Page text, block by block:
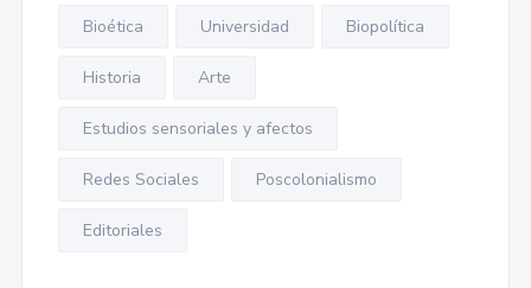
Bioética Universidad Biopolítica
Historia Arte
Estudios sensoriales y afectos
Redes Sociales Poscolonialismo
Editoriales